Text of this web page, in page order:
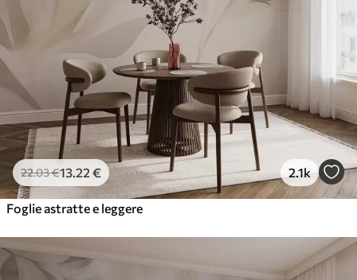
22.03€13 .22 € 2.1k
Foglie astratte e leggere